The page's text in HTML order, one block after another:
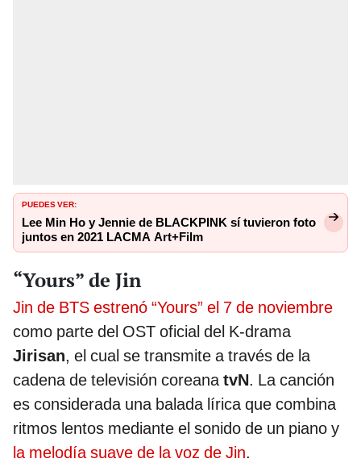
PUEDES VER:
Lee Min Ho y Jennie de BLACKPINK sí tuvieron foto
juntos en 2021 LACMA Art+Film
“Yours” de Jin
Jin de BTS estrenó “Yours” el 7 de noviembre
como parte del OST oficial del K-drama
Jirisan, el cual se transmite a través de la
cadena de televisión coreanatvN. La canción
es considerada una balada lírica que combina
ritmos lentos mediante el sonido de un piano y
la melodía suave de la voz de Jin.